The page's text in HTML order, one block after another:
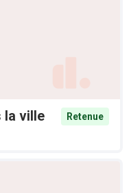
la ville
Retenue